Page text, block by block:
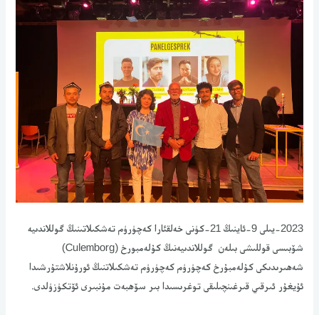
2023-يىلى 9-ئاينىڭ 21-كۈنى خەلقئارا كەچۈرۈم تەشكىلاتىنىڭ گوللاندىيە
شۆبىسى قوللىشى بىلەن گوللاندىيەنىڭ كۇلەمبورخ (Culemborg)
شەھىرىدىكى كۇلەمبۇرخ كەچۈرۈم كەچۈرۈم تەشكىلاتنىڭ ئورۇنلاشتۇرشىدا
ئۇيغۇر ئىرقىي قىرغىنچىلىقى توغرىسىدا بىر سۆھبەت مۇنبىرى ئۆتكۈزۈلدى.